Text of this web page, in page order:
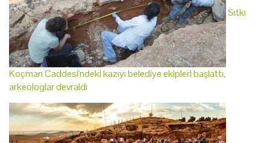
Sıtkı
Koçman Caddesi'ndeki kazıyı belediye ekipleri başlattı,
arkeologlar devraldı